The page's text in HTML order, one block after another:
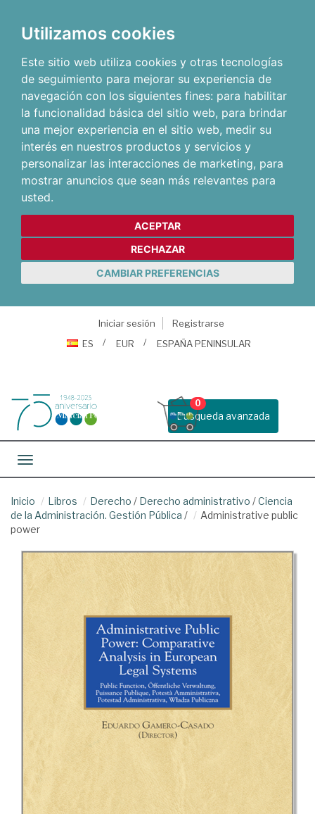
Utilizamos cookies
Este sitio web utiliza cookies y otras tecnologías
de seguimiento para mejorar su experiencia de
navegación con los siguientes fines: para habilitar
la funcionalidad básica del sitio web, para brindar
una mejor experiencia en el sitio web, medir su
interés en nuestros productos y servicios y
personalizar las interacciones de marketing, para
mostrar anuncios que sean más relevantes para
usted.
ACEPTAR
RECHAZAR
CAMBIAR PREFERENCIAS
Iniciar sesión
Registrarse
ES
EUR ESPAÑA PENINSULAR
Busqueda avanzada
0
Toggle navigation
Inicio Libros Derecho / Derecho administrativo /Ciencia
de la Administración. Gestión Pública /
Administrative public
power